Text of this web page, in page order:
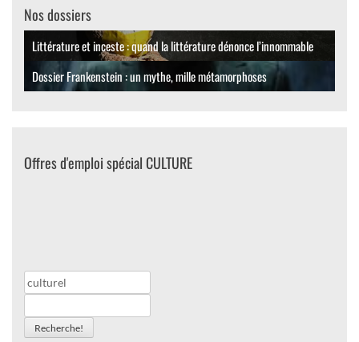
Nos dossiers
Littérature et inceste : quand la littérature dénonce l’innommable
Dossier Frankenstein : un mythe, mille métamorphoses
Offres d'emploi spécial CULTURE
Recherche!